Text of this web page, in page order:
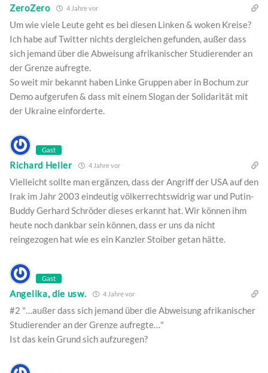
ZeroZero 4 Jahre vor
Um wie viele Leute geht es bei diesen Linken & woken Kreise?
Ich habe auf Twitter nichts dergleichen gefunden, außer dass
sich jemand über die Abweisung afrikanischer Studierender an
der Grenze aufregte.
So weit mir bekannt haben Linke Gruppen aber in Bochum zur
Demo aufgerufen & dass mit einem Slogan der Solidarität mit
der Ukraine einforderte.
Gast
Richard Heller 4 Jahre vor
Vielleicht sollte man ergänzen, dass der Angriff der USA auf den
Irak im Jahr 2003 eindeutig völkerrechtswidrig war und Putin-
Buddy Gerhard Schröder dieses erkannt hat. Wir können ihm
heute noch dankbar sein können, dass er uns da nicht
reingezogen hat wie es ein Kanzler Stoiber getan hätte.
Gast
Angelika, die usw. 4 Jahre vor
#2 "…außer dass sich jemand über die Abweisung afrikanischer
Studierender an der Grenze aufregte…"
Ist das kein Grund sich aufzuregen?